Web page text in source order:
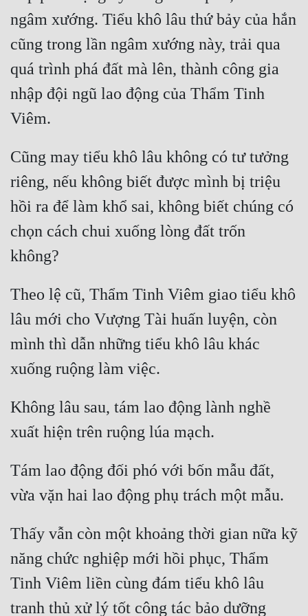
Tu Chân
Tu Tiên
Tội Phạm
Vô Địch
Võ Hiệp
Võng Du
Xuyên Không
Xuyên Nhanh
Xuyên Sách
Xuyên Thư
Điền Văn
Đô Thị
Đông Phương
Đông Phương Huyền Huyễn
Đồng Nhân
Ngự Thú
Truyện Nam
Truyện Nữ
Vô Địch Lưu
Xây Dựng Thế Lực
ngâm xướng. Tiểu khô lâu thứ bảy của hắn
cũng trong lần ngâm xướng này, trải qua
quá trình phá đất mà lên, thành công gia
nhập đội ngũ lao động của Thẩm Tinh
Cũng may tiểu khô lâu không có tư tưởng
riêng, nếu không biết được mình bị triệu
hồi ra để làm khổ sai, không biết chúng có
chọn cách chui xuống lòng đất trốn
Theo lệ cũ, Thẩm Tinh Viêm giao tiểu khô
lâu mới cho Vượng Tài huấn luyện, còn
mình thì dẫn những tiểu khô lâu khác
Không lâu sau, tám lao động lành nghề
Tám lao động đối phó với bốn mẫu đất,
Thấy vẫn còn một khoảng thời gian nữa kỹ
năng chức nghiệp mới hồi phục, Thẩm
Tinh Viêm liền cùng đám tiểu khô lâu
tranh thủ xử lý tốt công tác bảo dưỡng